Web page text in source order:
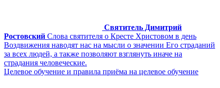
Святитель Димитрий
Ростовский Слова святителя о Кресте Христовом в день
Воздвижения наводят нас на мысли о значении Его страданий
за всех людей, а также позволяют взглянуть иначе на
страдания человеческие.
Целевое обучение и правила приёма на целевое обучение